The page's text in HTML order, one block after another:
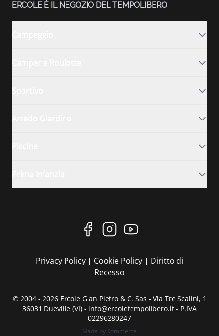
ERCOLE È IL NEGOZIO DEL TEMPOLIBERO
Privacy Policy | Cookie Policy | Diritto di
Recesso
© 2004 - 2026 Ercole Gian Pietro & C. Sas - Via Tre Scalini, 1
36031 Dueville (VI) - info@ercoletempolibero.it - P.IVA
02296280247
Made by Kommerce